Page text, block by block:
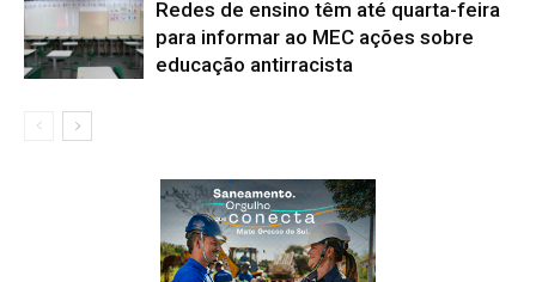
Redes de ensino têm até quarta-feira
para informar ao MEC ações sobre
educação antirracista